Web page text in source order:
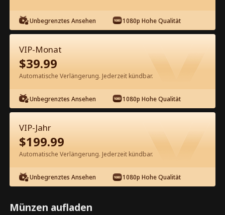
Kostenlos in der App ansehen
Episode 62 - Die Katastrophale
Konkubine Kompletter Film
1-50 51-100
62 63 65 66
Unbegrenztes Ansehen 1080p Hohe Qualität
VIP-Monat
$39.99
Automatische Verlängerung. Jederzeit kündbar.
Unbegrenztes Ansehen 1080p Hohe Qualität
VIP-Jahr
$199.99
Automatische Verlängerung. Jederzeit kündbar.
Unbegrenztes Ansehen 1080p Hohe Qualität
Münzen aufladen